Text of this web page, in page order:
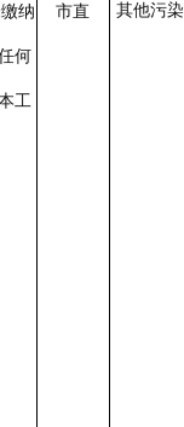
纳
何
工
市直 其他污染